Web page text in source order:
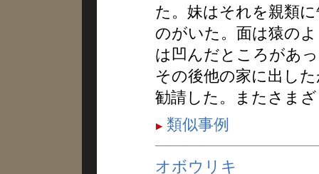
た。妹はそれを親類
のがいた。面は猿の
は凹んだところがあ
その後他の家に出し
勧請した。またさま
類似事例
オボウリキ